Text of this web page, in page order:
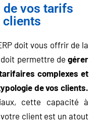
vos tarifs
clients
doit vous offrir de la
permettre de gérer
complexes et
de vos clients.
cette capacité à
client est un atout